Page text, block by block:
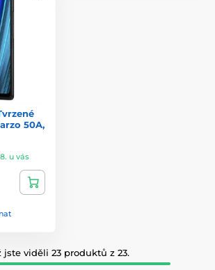
50A,
u vás
jste viděli 23 produktů z 23.